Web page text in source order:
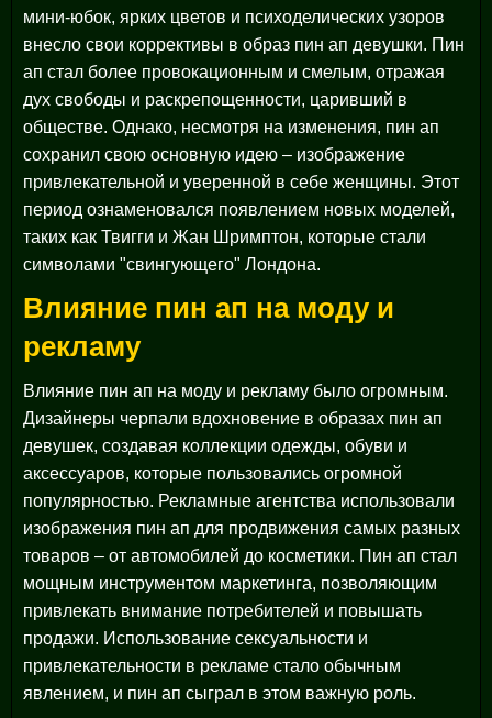
мини-юбок, ярких цветов и психоделических узоров
внесло свои коррективы в образ пин ап девушки. Пин
ап стал более провокационным и смелым, отражая
дух свободы и раскрепощенности, царивший в
обществе. Однако, несмотря на изменения, пин ап
сохранил свою основную идею – изображение
привлекательной и уверенной в себе женщины. Этот
период ознаменовался появлением новых моделей,
таких как Твигги и Жан Шримптон, которые стали
символами "свингующего" Лондона.
Влияние пин ап на моду и
рекламу
Влияние пин ап на моду и рекламу было огромным.
Дизайнеры черпали вдохновение в образах пин ап
девушек, создавая коллекции одежды, обуви и
аксессуаров, которые пользовались огромной
популярностью. Рекламные агентства использовали
изображения пин ап для продвижения самых разных
товаров – от автомобилей до косметики. Пин ап стал
мощным инструментом маркетинга, позволяющим
привлекать внимание потребителей и повышать
продажи. Использование сексуальности и
привлекательности в рекламе стало обычным
явлением, и пин ап сыграл в этом важную роль.